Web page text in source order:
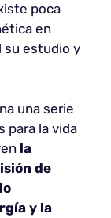
poca
en
su estudio y
una serie
para la vida
la
de
y la